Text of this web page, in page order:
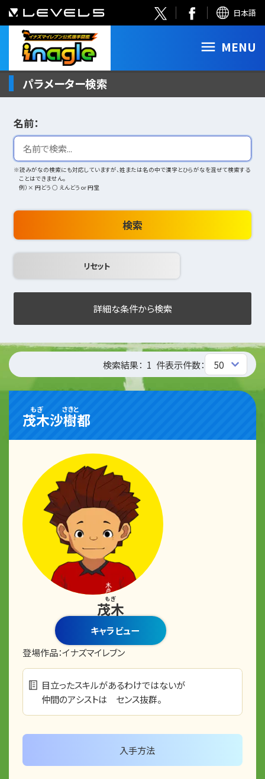
日本語
MENU
パラメーター検索
名前：
※読みがなの検索にも対応していますが、姓または名の中で漢字とひらがなを混ぜて検索する
ことはできません。
例）× 円どう ○ えんどう or 円堂
検索
詳細な条件から検索
検索結果： 1 件表示件数：
茂木
もぎ
沙樹都
さきと
茂木
もぎ
キャラビュー
登場作品：イナズマイレブン
目立ったスキルがあるわけではないが
仲間のアシストは センス抜群。
入手方法